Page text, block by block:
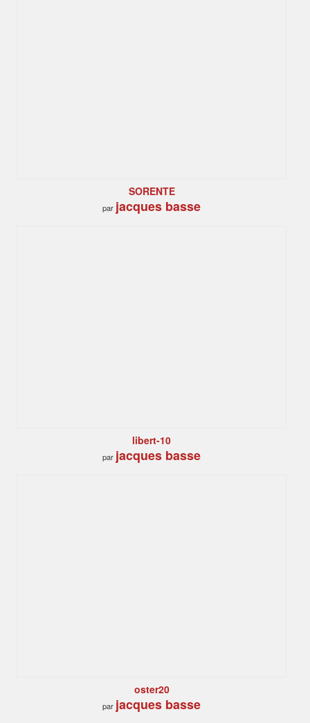
SORENTE
par jacques basse
libert-10
par jacques basse
oster20
par jacques basse